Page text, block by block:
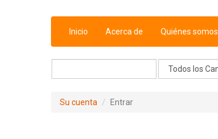
Inicio Acerca de Quiénes somos
Su cuenta Entrar